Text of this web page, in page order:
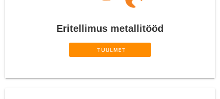
Eritellimus metallitööd
‎ ‎ ‎ ‎ ‎‎ ‎ ‎ ‎ ‎ ‎ ‎‎ ‎ TUULMET‎ ‎ ‎ ‎ ‎‎ ‎ ‎‎ ‎‎ ‎ ‎ ‎